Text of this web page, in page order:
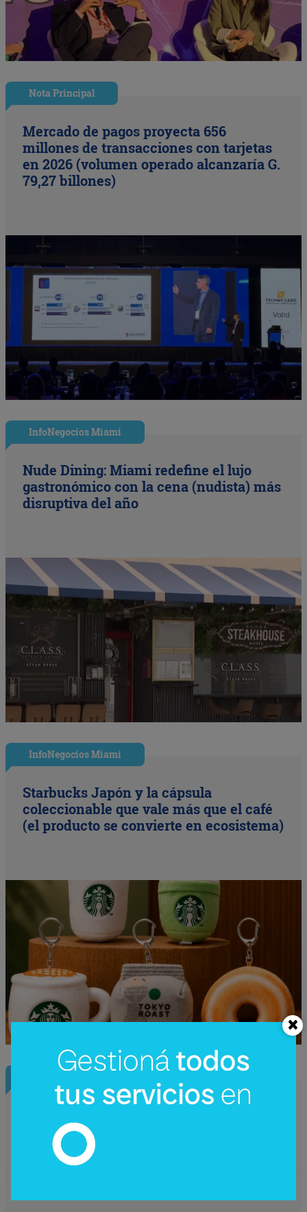
Nota Principal
Mercado de pagos proyecta 656
millones de transacciones con tarjetas
en 2026 (volumen operado alcanzaría G.
79,27 billones)
InfoNegocios Miami
Nude Dining: Miami redefine el lujo
gastronómico con la cena (nudista) más
disruptiva del año
InfoNegocios Miami
Starbucks Japón y la cápsula
coleccionable que vale más que el café
(el producto se convierte en ecosistema)
Reactivan en Argentina el debate sobre
Corpus Christi (un proyecto de US$
4.200 millones)